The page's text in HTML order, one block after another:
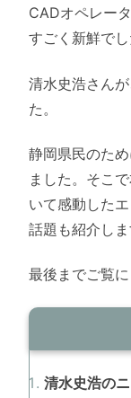
CADオペレー
すごく新鮮でし
清水史浩さん
た。
静岡県民のた
ました。そこ
いて感動した
話題も紹介しま
最後までご覧に
清水史浩の